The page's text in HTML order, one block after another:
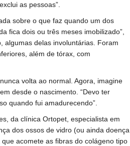
as pessoas”.
sobre o que faz quando um dos
fica dois ou três meses imobilizado”,
algumas delas involuntárias. Foram
além de tórax, com
volta ao normal. Agora, imagine
desde o nascimento. “Devo ter
quando fui amadurecendo”.
da clínica Ortopet, especialista em
dos ossos de vidro (ou ainda doença
acomete as fibras do colágeno tipo